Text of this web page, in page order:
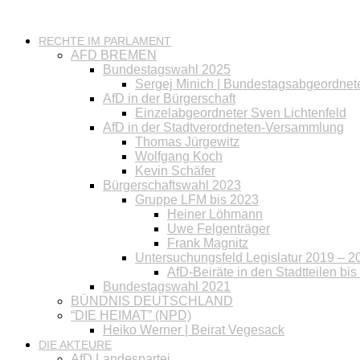
RECHTE IM PARLAMENT
AFD BREMEN
Bundestagswahl 2025
Sergej Minich |
AfD in der Bürgerschaft
Einzelabgeordneter Sven Lichtenfeld
AfD in der Stadtverordneten-Versammlung
Thomas Jürgewitz
Wolfgang Koch
Kevin Schäfer
Bürgerschaftswahl 2023
Gruppe LFM bis 2023
Heiner Löhmann
Uwe Felgenträger
Frank Magnitz
Untersuchungsfeld Legislatur 2019 –
AfD-Beiräte in den Stadtteilen bis
Bundestagswahl 2021
BÜNDNIS DEUTSCHLAND
“DIE HEIMAT” (NPD)
Heiko Werner | Beirat Vegesack
DIE AKTEURE